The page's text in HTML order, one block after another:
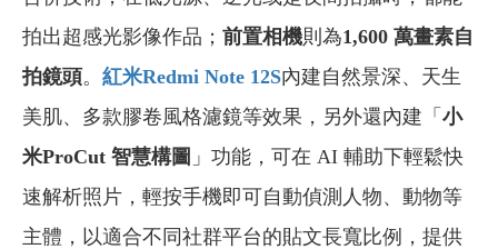
拍出超感光影像作品； 前置相機則為1,600 萬畫素自
拍鏡頭。 紅米Redmi Note 12S內建自然景深、天生
美肌、多款膠卷風格濾鏡等效果，另外還內建「 小
米ProCut 智慧構圖 」功能，可在 AI 輔助下輕鬆快
速解析照片，輕按手機即可自動偵測人物、動物等
主體，以適合不同社群平台的貼文長寬比例，提供